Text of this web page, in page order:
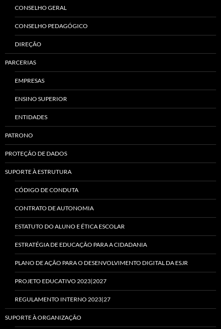
CONSELHO GERAL
CONSELHO PEDAGÓGICO
DIREÇÃO
PARCERIAS
EMPRESAS
ENSINO SUPERIOR
ENTIDADES
PATRONO
PROTEÇÃO DE DADOS
SUPORTE À ESTRUTURA
CÓDIGO DE CONDUTA
CONTRATO DE AUTONOMIA
ESTATUTO DO ALUNO E ÉTICA ESCOLAR
ESTRATÉGIA DE EDUCAÇÃO PARA A CIDADANIA
PLANO DE AÇÃO PARA O DESENVOLVIMENTO DIGITAL DA ESJR
PROJETO EDUCATIVO 2023|2027
REGULAMENTO INTERNO 2023|27
SUPORTE À ORGANIZAÇÃO